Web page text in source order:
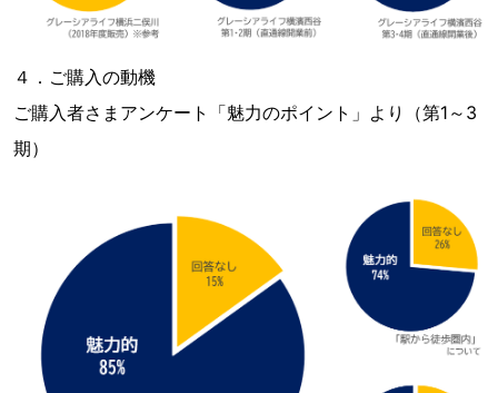
４．ご購入の動機
ご購入者さまアンケート「魅力のポイント」より（第1～3
期）